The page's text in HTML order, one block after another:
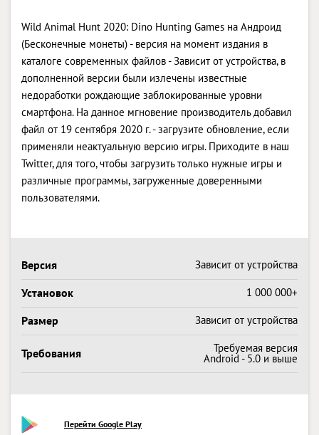
Wild Animal Hunt 2020: Dino Hunting Games на Андроид
(Бесконечные монеты) - версия на момент издания в
каталоге современных файлов - Зависит от устройства, в
дополненной версии были излечены известные
недоработки рождающие заблокированные уровни
смартфона. На данное мгновение производитель добавил
файл от 19 сентября 2020 г. - загрузите обновление, если
применяли неактуальную версию игры. Приходите в наш
Twitter, для того, чтобы загрузить только нужные игры и
различные программы, загруженные доверенными
пользователями.
Версия Зависит от устройства
Установок 1 000 000+
Размер Зависит от устройства
Требования Требуемая версия
Android - 5.0 и выше
Перейти Google Play